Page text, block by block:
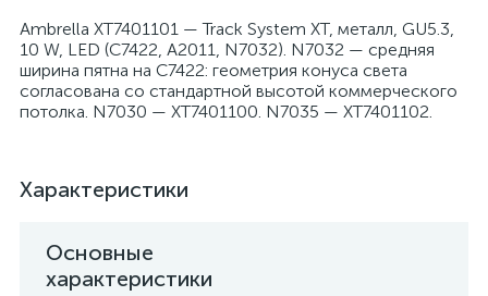
Ambrella XT7401101 — Track System XT, металл, GU5.3,
10 W, LED (C7422, A2011, N7032). N7032 — средняя
ширина пятна на C7422: геометрия конуса света
согласована со стандартной высотой коммерческого
потолка. N7030 — XT7401100. N7035 — XT7401102.
Характеристики
Основные
характеристики